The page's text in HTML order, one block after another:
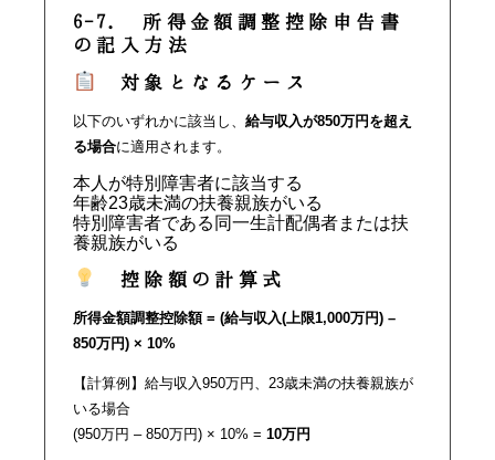
6-7. 所得金額調整控除申告書
の記入方法
対象となるケース
以下のいずれかに該当し、 給与収入が850万円を超え
る場合に適用されます。
本人が特別障害者に該当する
年齢23歳未満の扶養親族がいる
特別障害者である同一生計配偶者または扶
養親族がいる
控除額の計算式
所得金額調整控除額 = (給与収入(上限1,000万円) –
850万円) × 10%
【計算例】給与収入950万円、23歳未満の扶養親族が
いる場合
(950万円 – 850万円) × 10% = 10万円